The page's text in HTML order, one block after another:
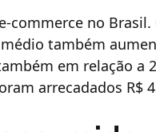
commerce no
também
em relação a
arrecadados R$